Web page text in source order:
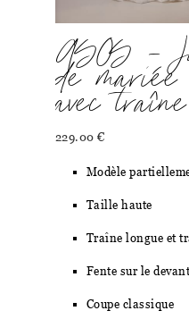
ASOS –
de
avec traîne
229.00 €
Modèle
Taille haute
Traîne longue et
Fente sur le devant
Coupe classique